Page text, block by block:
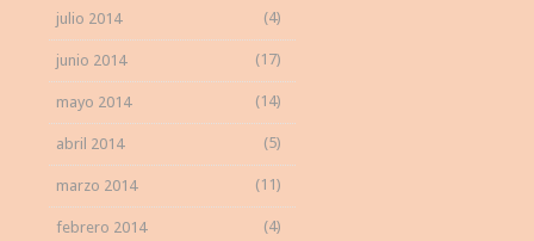
julio 2014 (4)
junio 2014 (17)
mayo 2014 (14)
abril 2014 (5)
marzo 2014 (11)
febrero 2014 (4)